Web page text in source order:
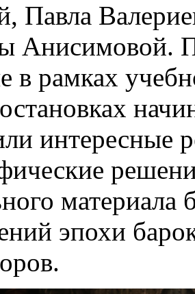
Павла
Анисимовой.
в рамках
интересные
эпохи